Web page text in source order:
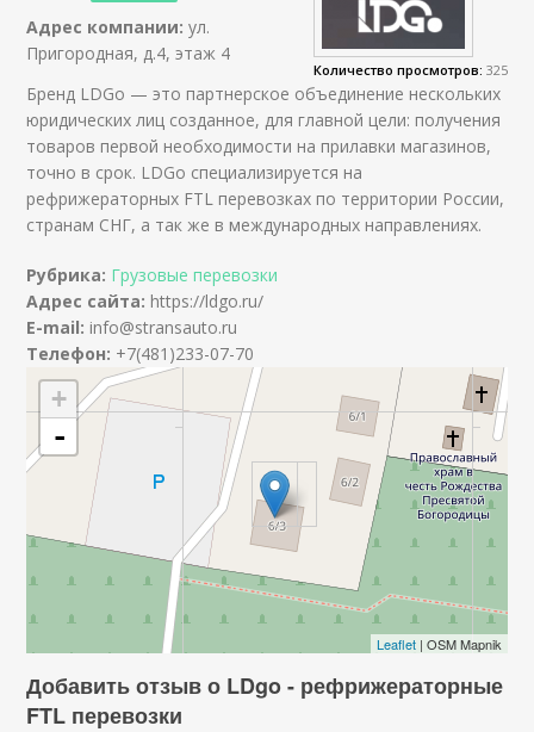
Количество просмотров: 325
Адрес компании:ул.
Пригородная, д.4, этаж 4
Бренд LDGo — это партнерское объединение нескольких
юридических лиц созданное, для главной цели: получения
товаров первой необходимости на прилавки магазинов,
точно в срок. LDGo специализируется на
рефрижераторных FTL перевозках по территории России,
странам СНГ, а так же в международных направлениях.
Рубрика: Грузовые перевозки
Адрес сайта: https://ldgo.ru/
E-mail: info@stransauto.ru
Телефон: +7(481)233-07-70
+
-
Leaflet| OSM Mapnik
Добавить отзыв о LDgo - рефрижераторные
FTL перевозки